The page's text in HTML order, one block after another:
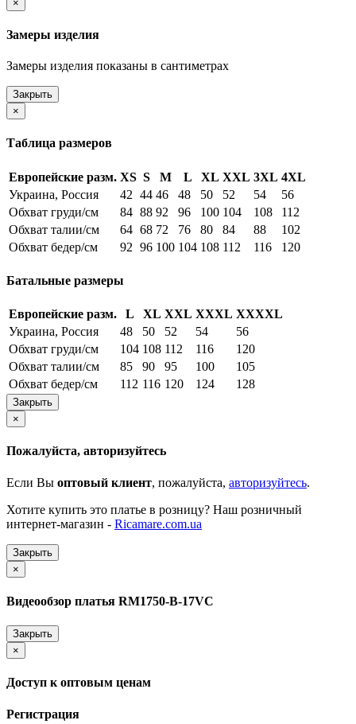
×
Замеры изделия
Замеры изделия показаны в сантиметрах
Закрыть
×
Таблица размеров
Европейские разм. XS S M L XL XXL 3XL 4XL
Украина, Россия
42 44 46 48 50 52 54
56
Обхват груди/см
84 88 92 96 100 104 108
112
Обхват талии/см
64 68 72 76 80 84 88
102
Обхват бедер/см
92 96 100 104 108 112 116 120
Батальные размеры
Европейские разм. L XL XXL XXXL XXXXL
Украина, Россия
48 50 52 54
56
Обхват груди/см
104 108 112 116
120
Обхват талии/см
85 90 95 100
105
Обхват бедер/см
112 116 120 124 128
Закрыть
×
Пожалуйста, авторизуйтесь
Если Вы оптовый клиент, пожалуйста, авторизуйтесь.
Хотите купить это платье в розницу? Наш розничный
интернет-магазин - Ricamare.com.ua
Закрыть
×
Видеообзор платья RM1750-B-17VC
Закрыть
×
Доступ к оптовым ценам
Регистрация